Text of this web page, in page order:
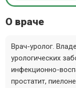
О враче
Врач-уролог.
урологических
инфекционно-
простатит,